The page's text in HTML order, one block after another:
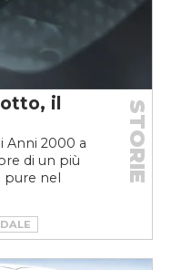
il
Anni 2000 a
di un più
pure nel
STORIE